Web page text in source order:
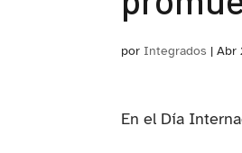
por Integrados |Abr
En el Día